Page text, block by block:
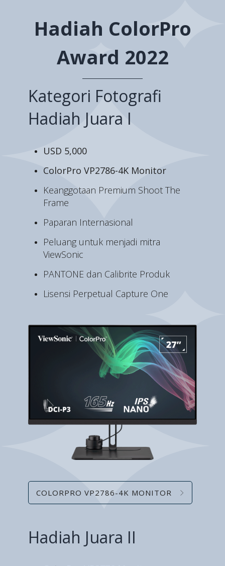
Hadiah ColorPro
Award 2022
Kategori Fotografi
Hadiah Juara I
USD 5,000
ColorPro VP2786-4K Monitor
Keanggotaan Premium Shoot The
Frame
Paparan Internasional
Peluang untuk menjadi mitra
ViewSonic
PANTONE dan Calibrite Produk
Lisensi Perpetual Capture One
COLORPRO VP2786-4K MONITOR
Hadiah Juara II